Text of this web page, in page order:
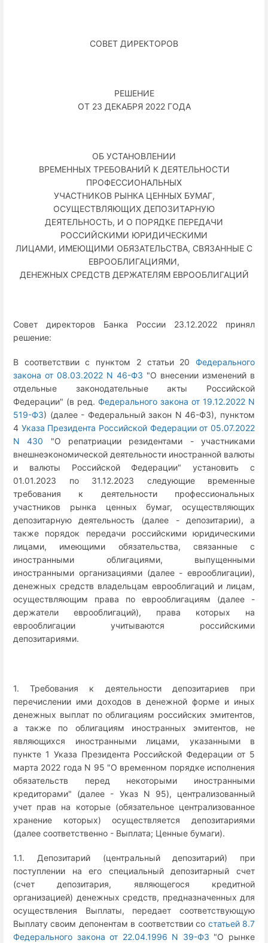
СОВЕТ ДИРЕКТОРОВ
РЕШЕНИЕ
ОТ 23 ДЕКАБРЯ 2022 ГОДА
ОБ УСТАНОВЛЕНИИ
ВРЕМЕННЫХ ТРЕБОВАНИЙ К ДЕЯТЕЛЬНОСТИ
ПРОФЕССИОНАЛЬНЫХ
УЧАСТНИКОВ РЫНКА ЦЕННЫХ БУМАГ,
ОСУЩЕСТВЛЯЮЩИХ ДЕПОЗИТАРНУЮ
ДЕЯТЕЛЬНОСТЬ, И О ПОРЯДКЕ ПЕРЕДАЧИ
РОССИЙСКИМИ ЮРИДИЧЕСКИМИ
ЛИЦАМИ, ИМЕЮЩИМИ ОБЯЗАТЕЛЬСТВА, СВЯЗАННЫЕ С
ЕВРООБЛИГАЦИЯМИ,
ДЕНЕЖНЫХ СРЕДСТВ ДЕРЖАТЕЛЯМ ЕВРООБЛИГАЦИЙ
Совет директоров Банка России 23.12.2022 принял
решение:
В соответствии с пунктом 2 статьи 20 Федерального
закона от 08.03.2022 N 46-ФЗ "О внесении изменений в
отдельные законодательные акты Российской
Федерации" (в ред. Федерального закона от 19.12.2022 N
519-ФЗ) (далее - Федеральный закон N 46-ФЗ), пунктом
4 Указа Президента Российской Федерации от 05.07.2022
N 430 "О репатриации резидентами - участниками
внешнеэкономической деятельности иностранной валюты
и валюты Российской Федерации" установить с
01.01.2023 по 31.12.2023 следующие временные
требования к деятельности профессиональных
участников рынка ценных бумаг, осуществляющих
депозитарную деятельность (далее - депозитарии), а
также порядок передачи российскими юридическими
лицами, имеющими обязательства, связанные с
иностранными облигациями, выпущенными
иностранными организациями (далее - еврооблигации),
денежных средств владельцам еврооблигаций и лицам,
осуществляющим права по еврооблигациям (далее -
держатели еврооблигаций), права которых на
еврооблигации учитываются российскими
депозитариями.
1. Требования к деятельности депозитариев при
перечислении ими доходов в денежной форме и иных
денежных выплат по облигациям российских эмитентов,
а также по облигациям иностранных эмитентов, не
являющихся иностранными лицами, указанными в
пункте 1 Указа Президента Российской Федерации от 5
марта 2022 года N 95 "О временном порядке исполнения
обязательств перед некоторыми иностранными
кредиторами" (далее - Указ N 95), централизованный
учет прав на которые (обязательное централизованное
хранение которых) осуществляется депозитариями
(далее соответственно - Выплата; Ценные бумаги).
1.1. Депозитарий (центральный депозитарий) при
поступлении на его специальный депозитарный счет
(счет депозитария, являющегося кредитной
организацией) денежных средств, предназначенных для
осуществления Выплаты, передает соответствующую
Выплату своим депонентам в соответствии со статьей 8.7
Федерального закона от 22.04.1996 N 39-ФЗ "О рынке